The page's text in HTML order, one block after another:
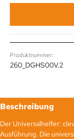
Produktnummer:
260_DGHS00V.2
Beschreibung
Der Universalhelfer:
Ausführung. Die